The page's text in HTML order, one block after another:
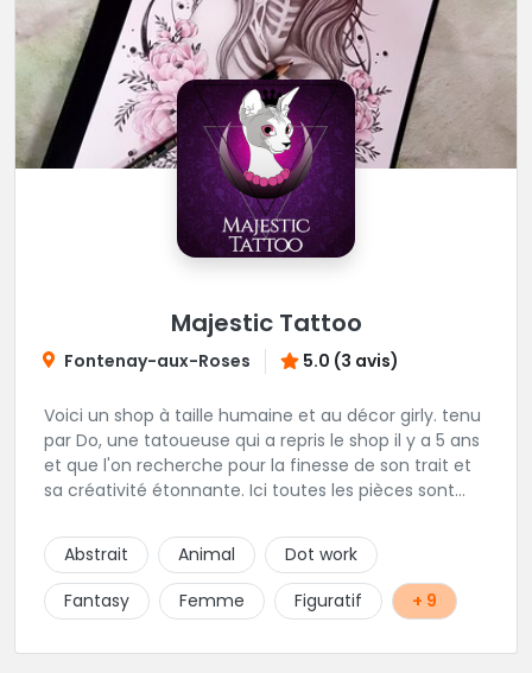
Majestic Tattoo
Fontenay-aux-Roses 5.0 (3 avis)
Voici un shop à taille humaine et au décor girly. tenu
par Do, une tatoueuse qui a repris le shop il y a 5 ans
et que l'on recherche pour la finesse de son trait et
sa créativité étonnante. Ici toutes les pièces sont
client. Les séances de tatouage se font en musique
et dans une ambiance décontractée.
Abstrait Animal
Dot work
Fantasy
Femme Figuratif + 9